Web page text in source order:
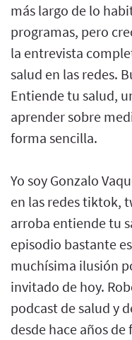
más largo de lo
programas, pero
la entrevista
salud en las redes.
Entiende tu salud,
aprender sobre
forma sencilla.
Yo soy Gonzalo
en las redes tiktok,
arroba entiende tu
episodio bastante
muchísima ilusión
invitado de hoy.
podcast de salud y
desde hace años